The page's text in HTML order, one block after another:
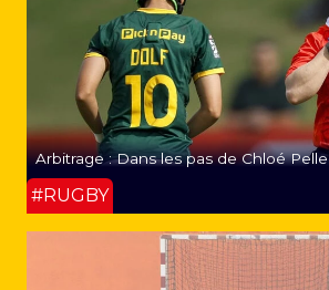
Arbitrage : Dans les pas de Chloé Pelle
#RUGBY